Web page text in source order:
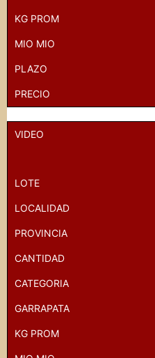
KG PROM
MIO MIO
PLAZO
PRECIO
VIDEO
LOTE
LOCALIDAD
PROVINCIA
CANTIDAD
CATEGORIA
GARRAPATA
KG PROM